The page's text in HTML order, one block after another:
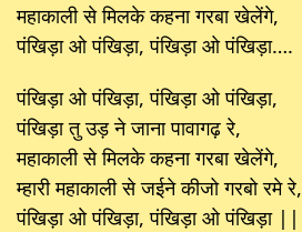
महाकाली से मिलके कहना गरबा खेलेंगे,
पंखिड़ा ओ पंखिड़ा, पंखिड़ा ओ पंखिड़ा….
पंखिड़ा ओ पंखिड़ा, पंखिड़ा ओ पंखिड़ा,
पंखिड़ा तु उड़ ने जाना पावागढ़ रे,
महाकाली से मिलके कहना गरबा खेलेंगे,
म्हारी महाकाली से जईने कीजो गरबो रमे रे,
पंखिड़ा ओ पंखिड़ा, पंखिड़ा ओ पंखिड़ा ||